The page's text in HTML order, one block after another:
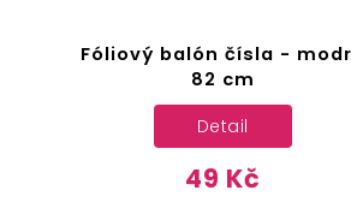
Fóliový balón čísla -
82 cm
49 Kč
Detail